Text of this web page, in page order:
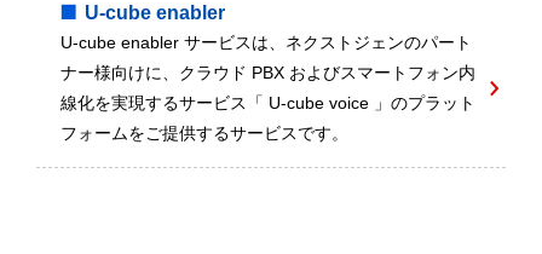
U-cube enabler
U-cube enabler サービスは、ネクストジェンのパート
ナー様向けに、クラウド PBX およびスマートフォン内
線化を実現するサービス「 U-cube voice 」のプラット
フォームをご提供するサービスです。